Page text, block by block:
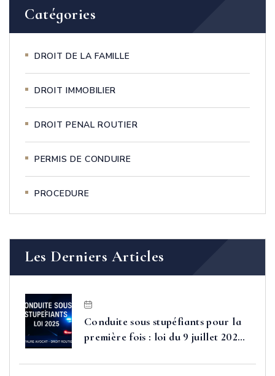
Catégories
DROIT DE LA FAMILLE
DROIT IMMOBILIER
DROIT PENAL ROUTIER
PERMIS DE CONDUIRE
PROCEDURE
Les Derniers Articles
Conduite sous stupéfiants pour la
première fois : loi du 9 juillet 2025,